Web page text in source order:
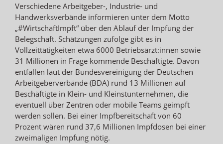
Verschiedene Arbeitgeber-, Industrie- und
Handwerksverbände informieren unter dem Motto
„#WirtschaftImpft“ über den Ablauf der Impfung der
Belegschaft. Schätzungen zufolge gibt es in
Vollzeittätigkeiten etwa 6000 Betriebsärzt:innen sowie
31 Millionen in Frage kommende Beschäftigte. Davon
entfallen laut der Bundesvereinigung der Deutschen
Arbeitgeberverbände (BDA) rund 13 Millionen auf
Beschäftigte in Klein- und Kleinstunternehmen, die
eventuell über Zentren oder mobile Teams geimpft
werden sollen. Bei einer Impfbereitschaft von 60
Prozent wären rund 37,6 Millionen Impfdosen bei einer
zweimaligen Impfung nötig.